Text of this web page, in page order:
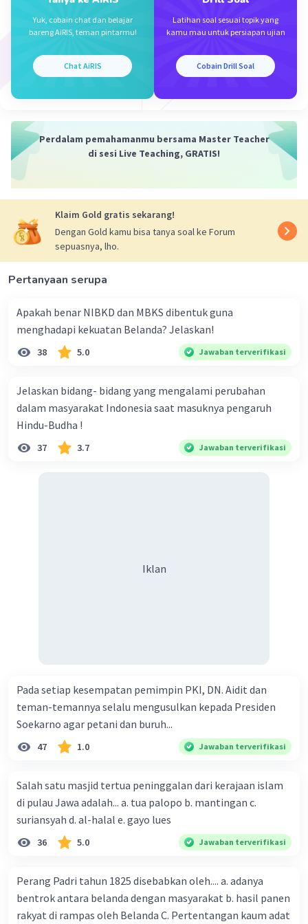
D. Johannes van den Bosch
karena memperkenalkan Sistem Kultuurstelsel (Sistem
Kebudayaan) di Hindia Belanda, yang mencakup
pembayaran kepada bupati dan pegawai pemerintahan
Beri Rating·0.0(0) Balas
Yuk, cobain chat dan belajar
bareng AiRIS, teman pintarmu!
Chat AiRIS
Latihan soal sesuai topik yang
kamu mau untuk persiapan ujian
Cobain Drill Soal
Perdalam pemahamanmu bersama Master Teacher
di sesi Live Teaching, GRATIS!
Klaim Gold gratis sekarang!
Dengan Gold kamu bisa tanya soal ke Forum
sepuasnya, lho.
Pertanyaan serupa
Apakah benar NIBKD dan MBKS dibentuk guna
menghadapi kekuatan Belanda? Jelaskan!
38 5.0 Jawaban terverifikasi
Jelaskan bidang- bidang yang mengalami perubahan
dalam masyarakat Indonesia saat masuknya pengaruh
Hindu-Budha !
37 3.7 Jawaban terverifikasi
Iklan
Pada setiap kesempatan pemimpin PKI, DN. Aidit dan
teman-temannya selalu mengusulkan kepada Presiden
Soekarno agar petani dan buruh...
47 1.0 Jawaban terverifikasi
Salah satu masjid tertua peninggalan dari kerajaan islam
di pulau Jawa adalah... a. tua palopo b. mantingan c.
suriansyah d. al-halal e. gayo lues
36 5.0 Jawaban terverifikasi
Perang Padri tahun 1825 disebabkan oleh.... a. adanya
bentrok antara belanda dengan masyarakat b. hasil panen
rakyat di rampas oleh Belanda C. Pertentangan kaum adat